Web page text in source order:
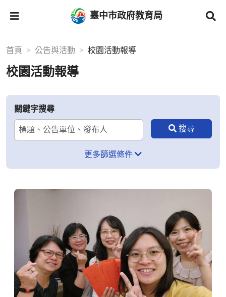
臺中市政府教育局
首頁 公告與活動 校園活動報導
校園活動報導
關鍵字搜尋
更多篩選條件